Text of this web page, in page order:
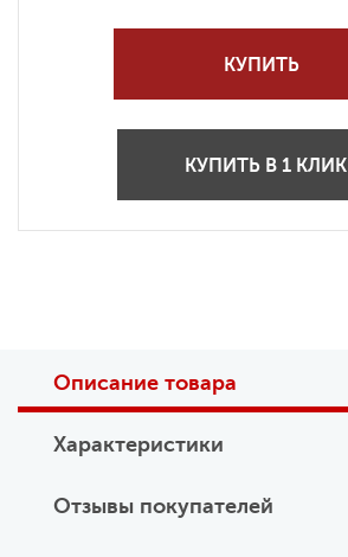
КУПИТЬ
КУПИТЬ В 1 КЛИК
Описание товара
Характеристики
Отзывы покупателей